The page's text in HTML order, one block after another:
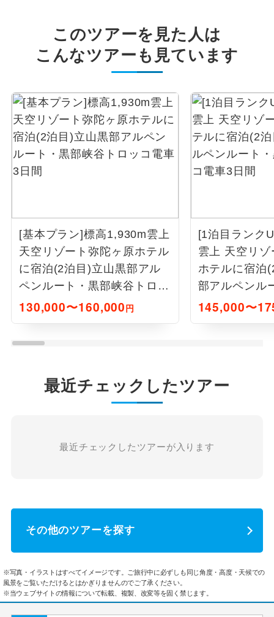
このツアーを見た人は
こんなツアーも見ています
[基本プラン]標高1,930m雲上
天空リゾート弥陀ヶ原ホテル
に宿泊(2泊目)立山黒部アル
ペンルート・黒部峡谷トロッ
コ電車3日間
130,000〜160,000円
[1泊目ランク
雲上 天空リ
ホテルに宿泊
部アルペンル
トロッコ電車
145,000〜
最近チェックしたツアー
最近チェックしたツアーが入ります
その他のツアーを探す
※写真・イラストはすべてイメージです。ご旅行中に必ずしも同じ角度・高度・天候での
風景をご覧いただけるとはかぎりませんのでご了承ください。
※当ウェブサイトの情報について転載、複製、改変等を固く禁じます。